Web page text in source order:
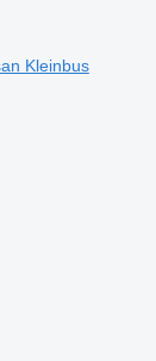
Kleinbus